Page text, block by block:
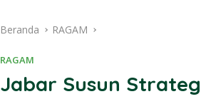
Beranda RAGAM
RAGAM
Jabar Susun